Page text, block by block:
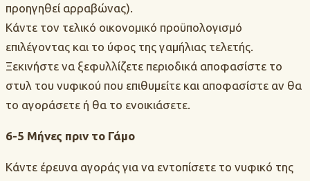
προηγηθεί αρραβώνας).
Κάντε τον τελικό οικονομικό προϋπολογισμό
επιλέγοντας και το ύφος της γαμήλιας τελετής.
Ξεκινήστε να ξεφυλλίζετε περιοδικά αποφασίστε το
στυλ του νυφικού που επιθυμείτε και αποφασίστε αν θα
το αγοράσετε ή θα το ενοικιάσετε.
6-5 Μήνες πριν το Γάμο
Κάντε έρευνα αγοράς για να εντοπίσετε το νυφικό της